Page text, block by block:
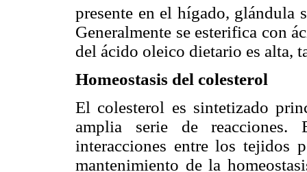
presente en el hígado, glándula
Generalmente se esterifica con
del ácido oleico dietario es alta,
Homeostasis del colesterol
El colesterol es sintetizado
amplia serie de
interacciones entre los tejidos
mantenimiento de la